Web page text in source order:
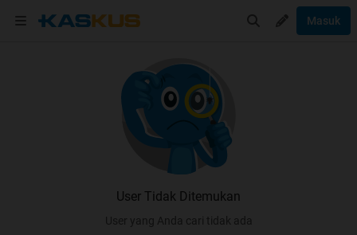
Masuk
User Tidak Ditemukan
User yang Anda cari tidak ada